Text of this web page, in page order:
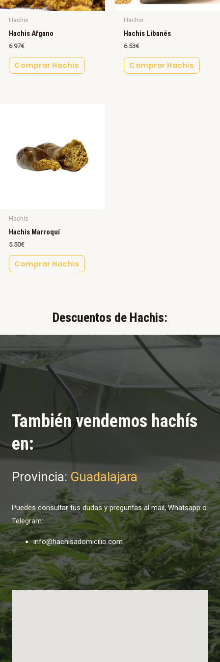
Hachis
Hachis Afgano
6.97€
Comprar Hachis
Hachis
Hachis Libanés
6.53€
Comprar Hachis
Hachis
Hachis Marroquí
5.50€
Comprar Hachis
Descuentos de Hachis:​
También vendemos hachís
en:
Provincia: Guadalajara
Puedes consultar tus dudas y preguntas al mail, Whatsapp o
Telegram:
info@hachisadomicilio.com